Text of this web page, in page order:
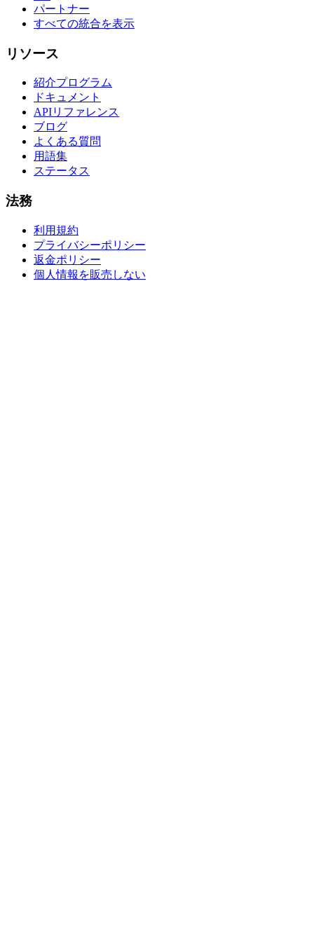
パートナー
すべての統合を表示
リソース
紹介プログラム
ドキュメント
APIリファレンス
ブログ
よくある質問
用語集
ステータス
法務
利用規約
プライバシーポリシー
返金ポリシー
個人情報を販売しない